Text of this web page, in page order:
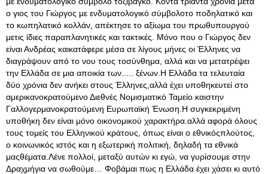
ο γιος του Γιώργος με ενδυματολογικό σύμβολοτο ποδηλατικό και
το κωπηλατικό κολλάν, απέκτησε το αξίωμα του πρωθυπουργού
μετις ίδιες παραπλανητικές και τακτικές. Μόνο που ο Γιώργος δεν
είναι Ανδρέας καικατάφερε μέσα σε λίγους μήνες οι Έλληνες να
διαγράψουν από το νου τους τοσύνθημα, αλλά και να μετατρέψει
την Ελλάδα σε μια αποικία των..... ξένων.Η Ελλάδα τα τελευταία
δύο χρόνια δεν ανήκει στους Έλληνες,αλλά έχει υποθηκευτεί στο
αμερικανοκρατούμενο Διεθνές Νομισματικό Ταμείο καιστην
Γαλλογερμανοκρατούμενη Ευρωπαϊκή Ένωση.Η συγκεκριμένη
υποθήκη δεν είναι μόνο οικονομικού χαρακτήρα.αλλά αφορά όλους
τους τομείς του Ελληνικού κράτους, όπως είναι ο εθνικόςπλούτος,
ο κοινωνικός ιστός και η εξωτερική πολιτική, δηλαδή τα εθνικά
μαςθέματα.Λένε πολλοί, μεταξύ αυτών κι εγώ, να γυρίσουμε στην
Δραχμήγια να σωθούμε… Φοβάμαι πως η Ελλάδα έχει χάσει κι αυτό